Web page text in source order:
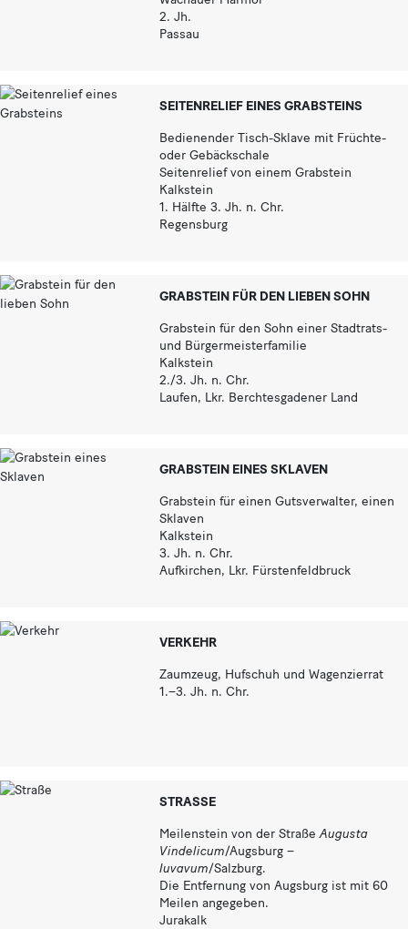
2. Jh.
Passau
SEITENRELIEF EINES GRABSTEINS
Bedienender Tisch-Sklave mit Früchte-
oder Gebäckschale
Seitenrelief von einem Grabstein
Kalkstein
1. Hälfte 3. Jh. n. Chr.
Regensburg
GRABSTEIN FÜR DEN LIEBEN SOHN
Grabstein für den Sohn einer Stadtrats-
und Bürgermeisterfamilie
Kalkstein
2./3. Jh. n. Chr.
Laufen, Lkr. Berchtesgadener Land
GRABSTEIN EINES SKLAVEN
Grabstein für einen Gutsverwalter, einen
Sklaven
Kalkstein
3. Jh. n. Chr.
Aufkirchen, Lkr. Fürstenfeldbruck
VERKEHR
Zaumzeug, Hufschuh und Wagenzierrat
1.–3. Jh. n. Chr.
STRASSE
Meilenstein von der StraßeAugusta
Vindelicum/Augsburg –
Iuvavum/Salzburg.
Die Entfernung von Augsburg ist mit 60
Meilen angegeben.
Jurakalk